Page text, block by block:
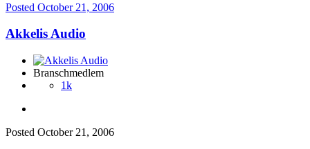
Posted October 21, 2006
Akkelis Audio
Branschmedlem
1k
Posted October 21, 2006